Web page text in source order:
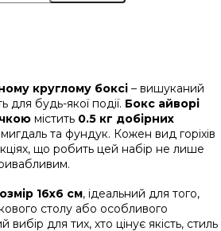
круглому боксі – вишуканий
для будь-якої події. Бокс айворі
містить 0.5 кг добірних
та фундук. Кожен вид горіхів
що робить цей набір не лише
16х6 см, ідеальний для того,
столу або особливого
для тих, хто цінує якість, стиль